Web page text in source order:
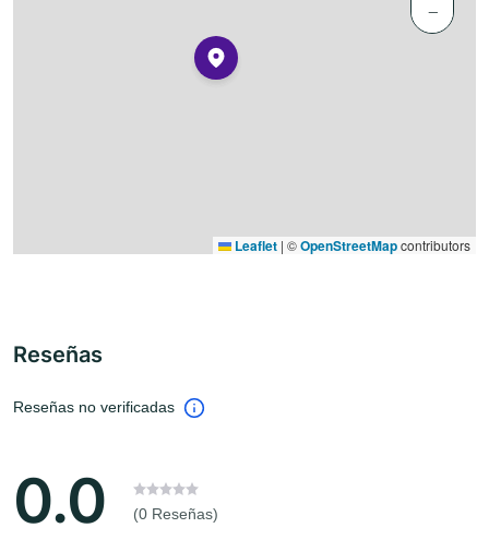
−
Leaflet | ©OpenStreetMapcontributors
Reseñas
Reseñas no verificadas
0.0 (0 Reseñas)